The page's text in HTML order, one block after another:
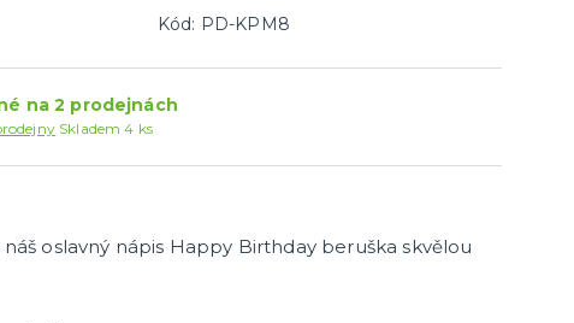
Kód: PD-KPM8
na 2 prodejnách
Skladem 4 ks
oslavný nápis Happy Birthday beruška skvělou